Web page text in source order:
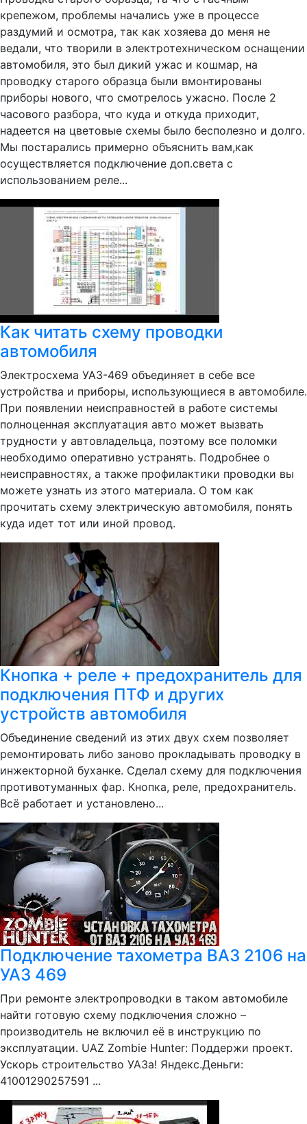
крепежом, проблемы начались уже в процессе
раздумий и осмотра, так как хозяева до меня не
ведали, что творили в электротехническом оснащении
автомобиля, это был дикий ужас и кошмар, на
проводку старого образца были вмонтированы
приборы нового, что смотрелось ужасно. После 2
часового разбора, что куда и откуда приходит,
надеется на цветовые схемы было бесполезно и долго.
Мы постарались примерно объяснить вам,как
осуществляется подключение доп.света с
использованием реле...
Как читать схему проводки
автомобиля
Электросхема УАЗ-469 объединяет в себе все
устройства и приборы, использующиеся в автомобиле.
При появлении неисправностей в работе системы
полноценная эксплуатация авто может вызвать
трудности у автовладельца, поэтому все поломки
необходимо оперативно устранять. Подробнее о
неисправностях, а также профилактики проводки вы
можете узнать из этого материала. О том как
прочитать схему электрическую автомобиля, понять
куда идет тот или иной провод.
Кнопка + реле + предохранитель для
подключения ПТФ и других
устройств автомобиля
Объединение сведений из этих двух схем позволяет
ремонтировать либо заново прокладывать проводку в
инжекторной буханке. Сделал схему для подключения
противотуманных фар. Кнопка, реле, предохранитель.
Всё работает и установлено...
Подключение тахометра ВАЗ 2106 на
УАЗ 469
При ремонте электропроводки в таком автомобиле
найти готовую схему подключения сложно –
производитель не включил её в инструкцию по
эксплуатации. UAZ Zombie Hunter: Поддержи проект.
Ускорь строительство УАЗа! Яндекс.Деньги:
41001290257591 ...